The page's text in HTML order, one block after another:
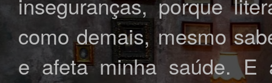
como demais, mesmo
e afeta minha saúde. E